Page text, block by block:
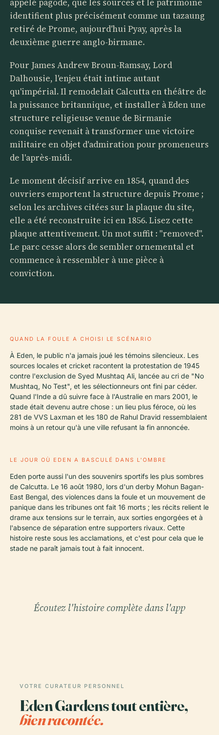
appelé pagode, que les sources et le patrimoine
identifient plus précisément comme un tazaung
retiré de Prome, aujourd'hui Pyay, après la
deuxième guerre anglo-birmane.
Pour James Andrew Broun-Ramsay, Lord
Dalhousie, l'enjeu était intime autant
qu'impérial. Il remodelait Calcutta en théâtre de
la puissance britannique, et installer à Eden une
structure religieuse venue de Birmanie
conquise revenait à transformer une victoire
militaire en objet d'admiration pour promeneurs
de l'après-midi.
Le moment décisif arrive en 1854, quand des
ouvriers emportent la structure depuis Prome ;
selon les archives citées sur la plaque du site,
elle a été reconstruite ici en 1856. Lisez cette
plaque attentivement. Un mot suffit : "removed".
Le parc cesse alors de sembler ornemental et
commence à ressembler à une pièce à
conviction.
QUAND LA FOULE A CHOISI LE SCÉNARIO
À Eden, le public n'a jamais joué les témoins silencieux. Les
sources locales et cricket racontent la protestation de 1945
contre l'exclusion de Syed Mushtaq Ali, lancée au cri de "No
Mushtaq, No Test", et les sélectionneurs ont fini par céder.
Quand l'Inde a dû suivre face à l'Australie en mars 2001, le
stade était devenu autre chose : un lieu plus féroce, où les
281 de VVS Laxman et les 180 de Rahul Dravid ressemblaient
moins à un retour qu'à une ville refusant la fin annoncée.
LE JOUR OÙ EDEN A BASCULÉ DANS L'OMBRE
Eden porte aussi l'un des souvenirs sportifs les plus sombres
de Calcutta. Le 16 août 1980, lors d'un derby Mohun Bagan-
East Bengal, des violences dans la foule et un mouvement de
panique dans les tribunes ont fait 16 morts ; les récits relient le
drame aux tensions sur le terrain, aux sorties engorgées et à
l'absence de séparation entre supporters rivaux. Cette
histoire reste sous les acclamations, et c'est pour cela que le
stade ne paraît jamais tout à fait innocent.
Écoutez l'histoire complète dans l'app
VOTRE CURATEUR PERSONNEL
Eden Gardens tout entière,
bien racontée.